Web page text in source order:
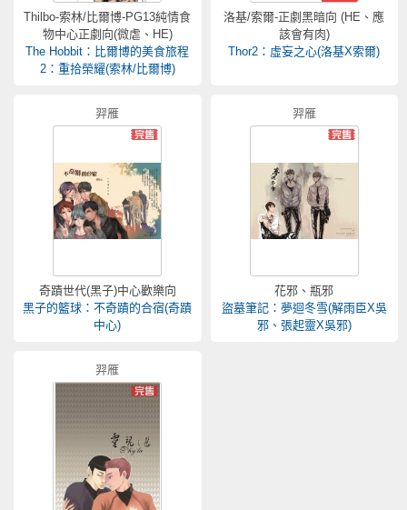
Thilbo-索林/比爾博-PG13純情食
物中心正劇向(微虐、HE)
The Hobbit：比爾博的美食旅程
2：重拾榮耀(索林/比爾博)
洛基/索爾-正劇黑暗向 (HE、應
該會有肉)
Thor2：虛妄之心(洛基X索爾)
羿雁
奇蹟世代(黑子)中心歡樂向
黑子的籃球：不奇蹟的合宿(奇蹟
中心)
羿雁
花邪、瓶邪
盜墓筆記：夢迴冬雪(解雨臣X吳
邪、張起靈X吳邪)
羿雁